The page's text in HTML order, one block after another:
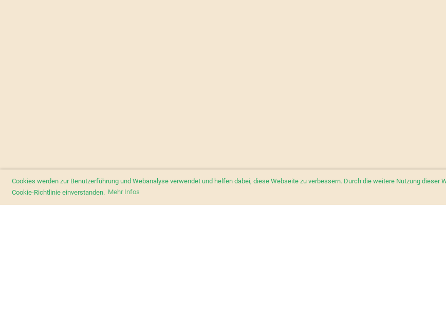
Cookies werden zur Benutzerführung und Webanalyse verwendet und helfen dabei, diese Webseite zu verbessern. Durch die weitere Nutzung dieser
Cookie-Richtlinie einverstanden. Mehr Infos